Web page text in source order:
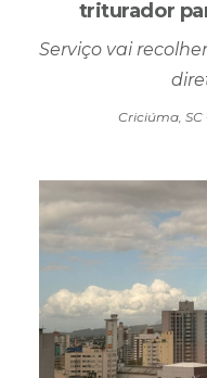
Prefeitura de
triturador
Serviço vai
Criciúma, SC